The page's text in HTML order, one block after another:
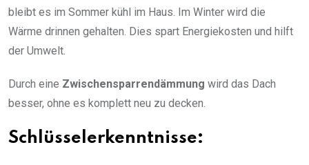
bleibt es im Sommer kühl im Haus. Im Winter wird die
Wärme drinnen gehalten. Dies spart Energiekosten und hilft
der Umwelt.
Durch eine Zwischensparrendämmung wird das Dach
besser, ohne es komplett neu zu decken.
Schlüsselerkenntnisse: